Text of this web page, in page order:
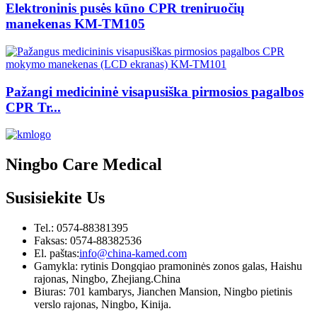
Elektroninis pusės kūno CPR treniruočių
manekenas KM-TM105
Pažangi medicininė visapusiška pirmosios pagalbos
CPR Tr...
Ningbo Care Medical
Susisiekite Us
Tel.: 0574-88381395
Faksas: 0574-88382536
El. paštas:info@china-kamed.com
Gamykla: rytinis Dongqiao pramoninės zonos galas, Haishu
rajonas, Ningbo, Zhejiang.China
Biuras: 701 kambarys, Jianchen Mansion, Ningbo pietinis
verslo rajonas, Ningbo, Kinija.